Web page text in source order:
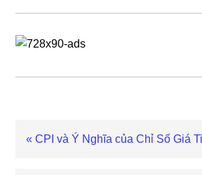
Previous
« CPI và Ý Nghĩa của Chỉ Số Giá